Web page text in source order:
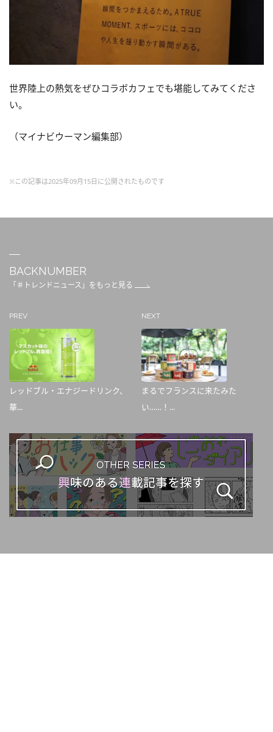
世界陸上の熱気をぜひコラボカフェでも堪能してみてくださ
い。
（マイナビウーマン編集部）
※この記事は2025年09月15日に公開されたものです
BACKNUMBER
「＃トレンドニュース」をもっと見る
PREV
レッドブル・エナジードリンク、
華...
NEXT
まるでフランスに来たみた
い……！...